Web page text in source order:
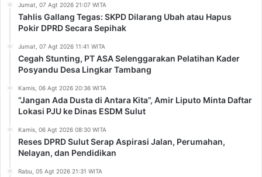
Jumat, 07 Agt 2026 21:07 WITA
Tahlis Gallang Tegas: SKPD Dilarang Ubah atau Hapus
Pokir DPRD Secara Sepihak
Jumat, 07 Agt 2026 11:41 WITA
Cegah Stunting, PT ASA Selenggarakan Pelatihan Kader
Posyandu Desa Lingkar Tambang
Kamis, 06 Agt 2026 20:36 WITA
“Jangan Ada Dusta di Antara Kita”, Amir Liputo Minta Daftar
Lokasi PJU ke Dinas ESDM Sulut
Kamis, 06 Agt 2026 08:30 WITA
Reses DPRD Sulut Serap Aspirasi Jalan, Perumahan,
Nelayan, dan Pendidikan
Rabu, 05 Agt 2026 21:31 WITA